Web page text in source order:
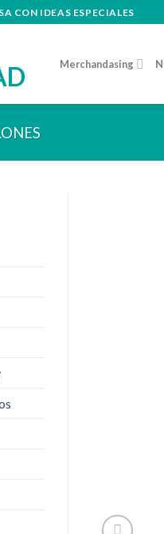
CON IDEAS ESPECIALES
Merchandasing